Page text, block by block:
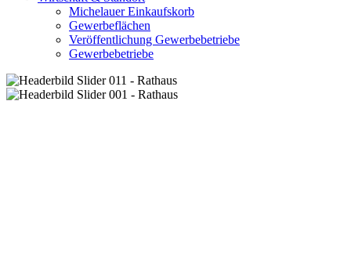
Michelauer Einkaufskorb
Gewerbeflächen
Veröffentlichung Gewerbebetriebe
Gewerbebetriebe